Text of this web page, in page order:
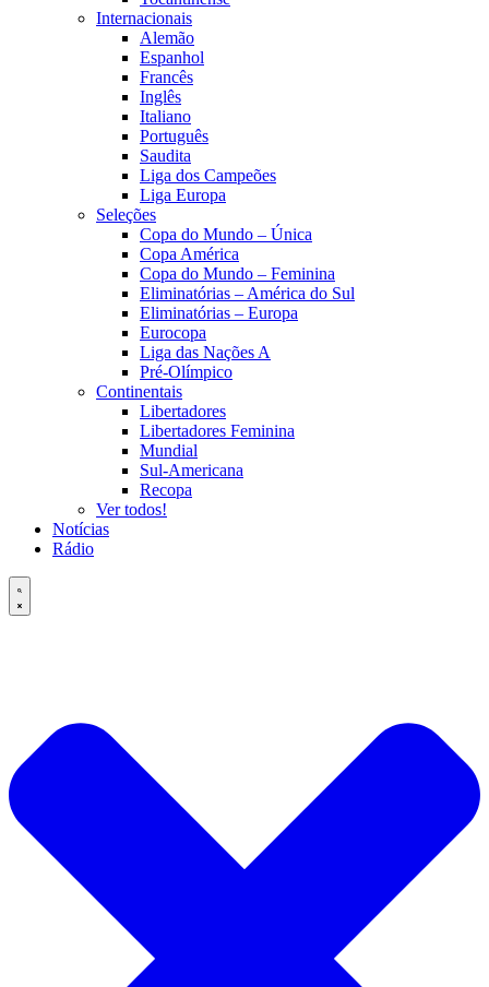
Internacionais
Alemão
Espanhol
Francês
Inglês
Italiano
Português
Saudita
Liga dos Campeões
Liga Europa
Seleções
Copa do Mundo – Única
Copa América
Copa do Mundo – Feminina
Eliminatórias – América do Sul
Eliminatórias – Europa
Eurocopa
Liga das Nações A
Pré-Olímpico
Continentais
Libertadores
Libertadores Feminina
Mundial
Sul-Americana
Recopa
Ver todos!
Notícias
Rádio